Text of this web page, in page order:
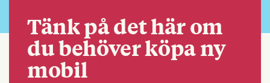
Tänk på det här om
du behöver köpa ny
mobil